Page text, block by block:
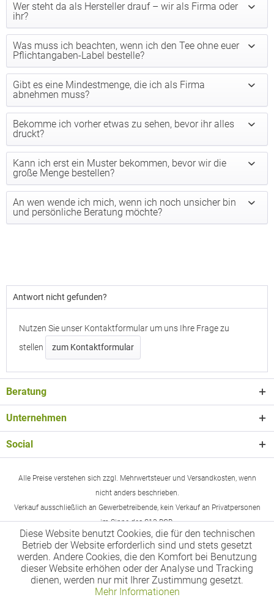
Wer steht da als Hersteller drauf – wir als Firma oder
ihr?
Was muss ich beachten, wenn ich den Tee ohne euer
Pflichtangaben-Label bestelle?
Gibt es eine Mindestmenge, die ich als Firma
abnehmen muss?
Bekomme ich vorher etwas zu sehen, bevor ihr alles
druckt?
Kann ich erst ein Muster bekommen, bevor wir die
große Menge bestellen?
An wen wende ich mich, wenn ich noch unsicher bin
und persönliche Beratung möchte?
Antwort nicht gefunden?
Nutzen Sie unser Kontaktformular um uns Ihre Frage zu
stellen
zum Kontaktformular
Beratung
Unternehmen
Social
Alle Preise verstehen sich zzgl. Mehrwertsteuer und Versandkosten, wenn
nicht anders beschrieben.
Verkauf ausschließlich an Gewerbetreibende, kein Verkauf an Privatpersonen
im Sinne des §13 BGB.
Diese Website benutzt Cookies, die für den technischen
Betrieb der Website erforderlich sind und stets gesetzt
werden. Andere Cookies, die den Komfort bei Benutzung
dieser Website erhöhen oder der Analyse und Tracking
dienen, werden nur mit Ihrer Zustimmung gesetzt.
Mehr Informationen